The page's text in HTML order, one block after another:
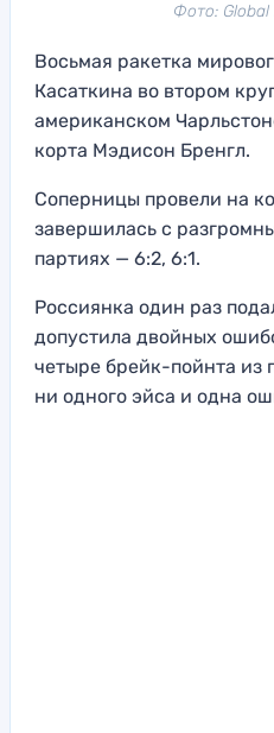
Фото:
Восьмая ракетка
Касаткина во втором
американском
корта Мэдисон Бренгл.
Соперницы провели на
завершилась с
партиях — 6:2, 6:1.
Россиянка один раз
допустила двойных
четыре брейк-пойнта из
ни одного эйса и одна